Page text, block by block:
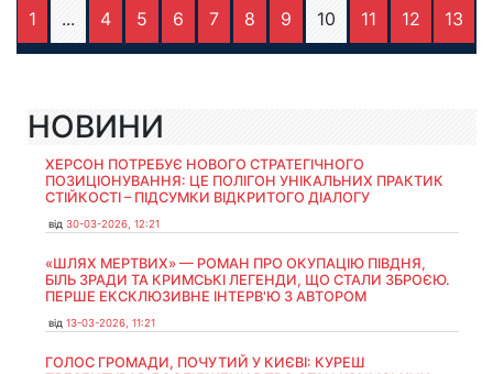
1 ... 4 5 6 7 8 9 10 11 12 13
НОВИНИ
ХЕРСОН ПОТРЕБУЄ НОВОГО СТРАТЕГІЧНОГО
ПОЗИЦІОНУВАННЯ: ЦЕ ПОЛІГОН УНІКАЛЬНИХ ПРАКТИК
СТІЙКОСТІ – ПІДСУМКИ ВІДКРИТОГО ДІАЛОГУ
від 30-03-2026, 12:21
«ШЛЯХ МЕРТВИХ» — РОМАН ПРО ОКУПАЦІЮ ПІВДНЯ,
БІЛЬ ЗРАДИ ТА КРИМСЬКІ ЛЕГЕНДИ, ЩО СТАЛИ ЗБРОЄЮ.
ПЕРШЕ ЕКСКЛЮЗИВНЕ ІНТЕРВ'Ю З АВТОРОМ
від 13-03-2026, 11:21
ГОЛОС ГРОМАДИ, ПОЧУТИЙ У КИЄВІ: КУРЕШ